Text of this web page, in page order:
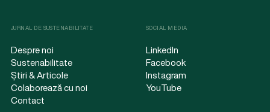
JURNAL DE SUSTENABILITATE
Despre noi
Sustenabilitate
Știri & Articole
Colaborează cu noi
Contact
SOCIAL MEDIA
LinkedIn
Facebook
Instagram
YouTube